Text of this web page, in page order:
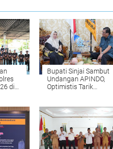
di
Bupati Sinjai Sambut
Undangan APINDO,
Optimistis Tarik